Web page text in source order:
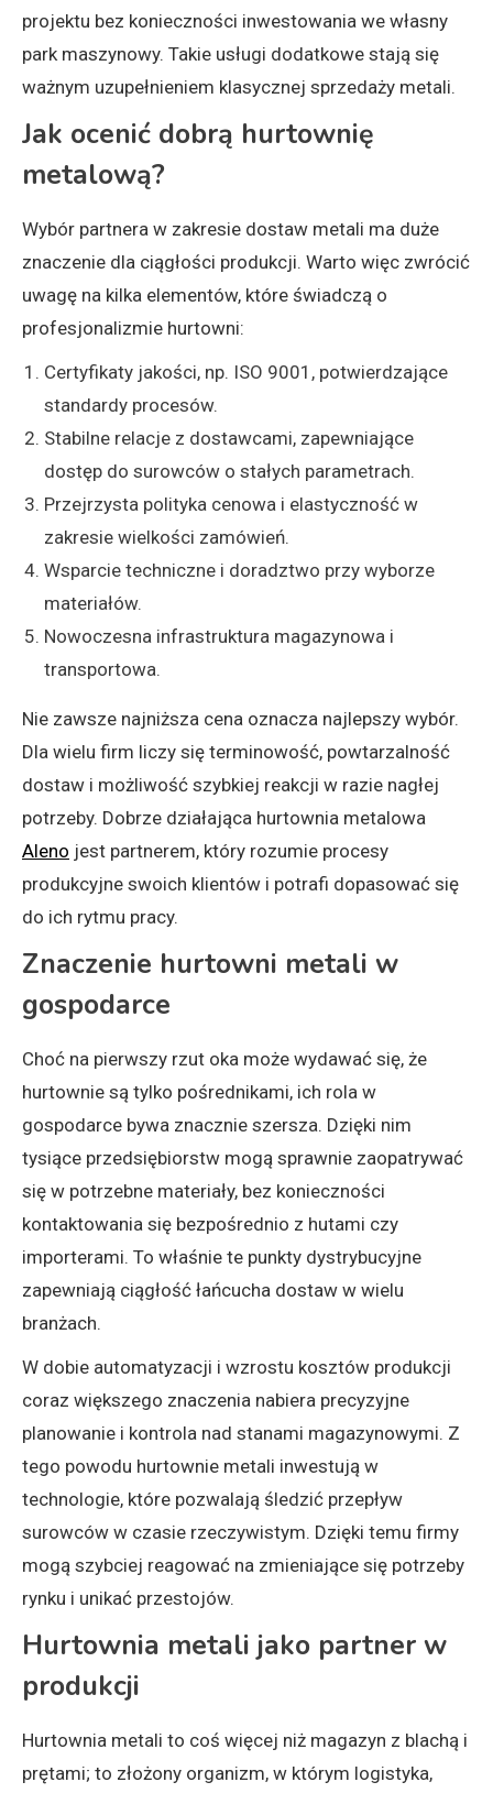
projektu bez konieczności inwestowania we własny
park maszynowy. Takie usługi dodatkowe stają się
ważnym uzupełnieniem klasycznej sprzedaży metali.
Jak ocenić dobrą hurtownię
metalową?
Wybór partnera w zakresie dostaw metali ma duże
znaczenie dla ciągłości produkcji. Warto więc zwrócić
uwagę na kilka elementów, które świadczą o
profesjonalizmie hurtowni:
Certyfikaty jakości, np. ISO 9001, potwierdzające
standardy procesów.
Stabilne relacje z dostawcami, zapewniające
dostęp do surowców o stałych parametrach.
Przejrzysta polityka cenowa i elastyczność w
zakresie wielkości zamówień.
Wsparcie techniczne i doradztwo przy wyborze
materiałów.
Nowoczesna infrastruktura magazynowa i
transportowa.
Nie zawsze najniższa cena oznacza najlepszy wybór.
Dla wielu firm liczy się terminowość, powtarzalność
dostaw i możliwość szybkiej reakcji w razie nagłej
potrzeby. Dobrze działająca hurtownia metalowa
Aleno jest partnerem, który rozumie procesy
produkcyjne swoich klientów i potrafi dopasować się
do ich rytmu pracy.
Znaczenie hurtowni metali w
gospodarce
Choć na pierwszy rzut oka może wydawać się, że
hurtownie są tylko pośrednikami, ich rola w
gospodarce bywa znacznie szersza. Dzięki nim
tysiące przedsiębiorstw mogą sprawnie zaopatrywać
się w potrzebne materiały, bez konieczności
kontaktowania się bezpośrednio z hutami czy
importerami. To właśnie te punkty dystrybucyjne
zapewniają ciągłość łańcucha dostaw w wielu
branżach.
W dobie automatyzacji i wzrostu kosztów produkcji
coraz większego znaczenia nabiera precyzyjne
planowanie i kontrola nad stanami magazynowymi. Z
tego powodu hurtownie metali inwestują w
technologie, które pozwalają śledzić przepływ
surowców w czasie rzeczywistym. Dzięki temu firmy
mogą szybciej reagować na zmieniające się potrzeby
rynku i unikać przestojów.
Hurtownia metali jako partner w
produkcji
Hurtownia metali to coś więcej niż magazyn z blachą i
prętami; to złożony organizm, w którym logistyka,